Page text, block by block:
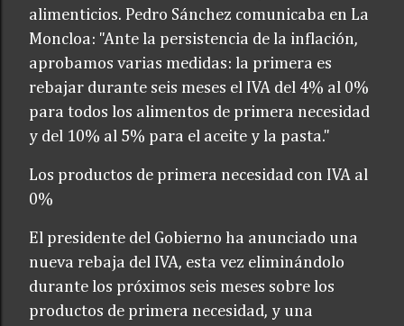
alimenticios. Pedro Sánchez comunicaba en La
Moncloa: "Ante la persistencia de la inflación,
aprobamos varias medidas: la primera es
rebajar durante seis meses el IVA del 4% al 0%
para todos los alimentos de primera necesidad
y del 10% al 5% para el aceite y la pasta."
Los productos de primera necesidad con IVA al
0%
El presidente del Gobierno ha anunciado una
nueva rebaja del IVA, esta vez eliminándolo
durante los próximos seis meses sobre los
productos de primera necesidad, y una